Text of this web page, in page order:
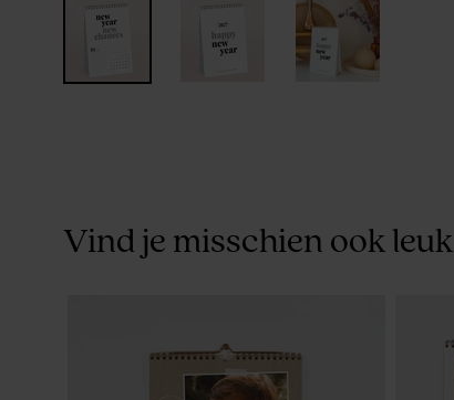
Vind je misschien ook leuk